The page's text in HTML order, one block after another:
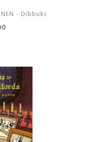
- Dibbuks